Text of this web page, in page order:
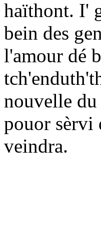
haïthont. I'
bein des
l'amour dé
nouvelle du
pouor sèrvi
veindra.